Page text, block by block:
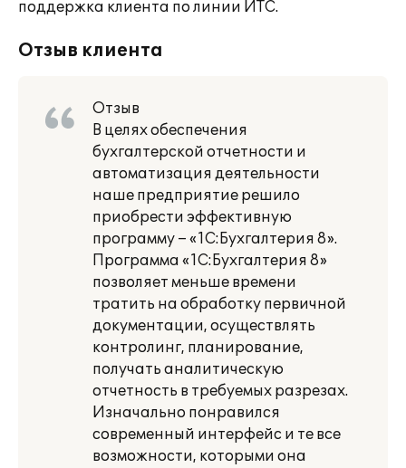
поддержка клиента по линии ИТС.
Отзыв клиента
Отзыв
В целях обеспечения
бухгалтерской отчетности и
автоматизация деятельности
наше предприятие решило
приобрести эффективную
программу – «1С:Бухгалтерия 8».
Программа «1С:Бухгалтерия 8»
позволяет меньше времени
тратить на обработку первичной
документации, осуществлять
контролинг, планирование,
получать аналитическую
отчетность в требуемых разрезах.
Изначально понравился
современный интерфейс и те все
возможности, которыми она